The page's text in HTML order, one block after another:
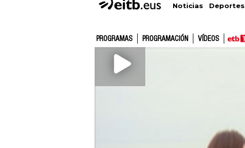
Noticias Deportes
PROGRAMAS PROGRAMACIÓN VÍDEOS